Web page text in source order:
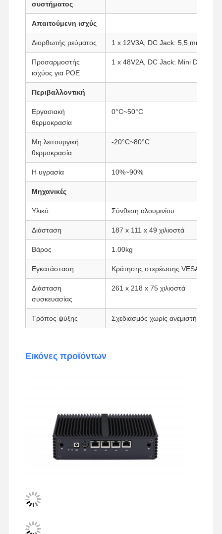
Έλεγχος
Τώρα
Φάιργουολ Μίνι PC
Βιομηχανικό μίνι PC
Υπολογιστής Rack 1U
POE Mini PC
Μίνι υπολογιστής NAS
Celeron Μίνι PC
Core Mini PC
Βιομηχανική μητρική πλακέτα
Μητρική πλακέτα firewall
συστήματος
Απαιτούμενη ισχύς
Διορθωτής ρεύματος 1 x 12V3A, DC Jack: 5,5 mm/2,5
Προσαρμοστής
ισχύος για POE
1 x 48V2A, DC Jack: Mini DIN
Περιβαλλοντική
Εργασιακή
θερμοκρασία
0°C~50°C
Μη λειτουργική
θερμοκρασία
-20°C~80°C
Η υγρασία 10%~90%
Μηχανικές
Υλικό Σύνθεση αλουμινίου
Διάσταση 187 x 111 x 49 χιλιοστά
Βάρος 1.00kg
Εγκατάσταση Κράτησης στερέωσης VESA
Διάσταση
συσκευασίας
261 x 218 x 75 χιλιοστά
Τρόπος ψύξης Σχεδιασμός χωρίς ανεμιστήρα
Εικόνες προϊόντων